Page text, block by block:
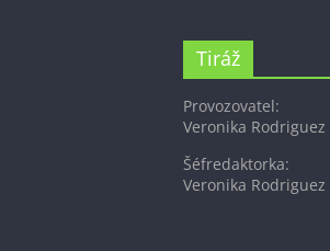
Tiráž
Provozovatel:
Veronika Rodriguez
Šéfredaktorka:
Veronika Rodriguez